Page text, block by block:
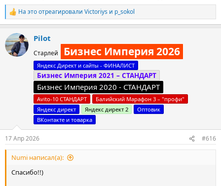
Р
е
к
ц
и
На это отреагировали Victoriys и p_sokol
Pilot
Старлей Бизнес Империя 2026
Яндекс Директ и сайты - ФИНАЛИСТ
Бизнес Империя 2021 – СТАНДАРТ
Бизнес Империя 2020 - СТАНДАРТ
Avito-10 СТАНДАРТ
Балийский Марафон 3 – "профи"
Яндекс директ
Яндекс директ 2
Оптовик
ВКонтакте и товарка
17 Апр 2026 #616
Numi написал(а):
Спасибо!!)